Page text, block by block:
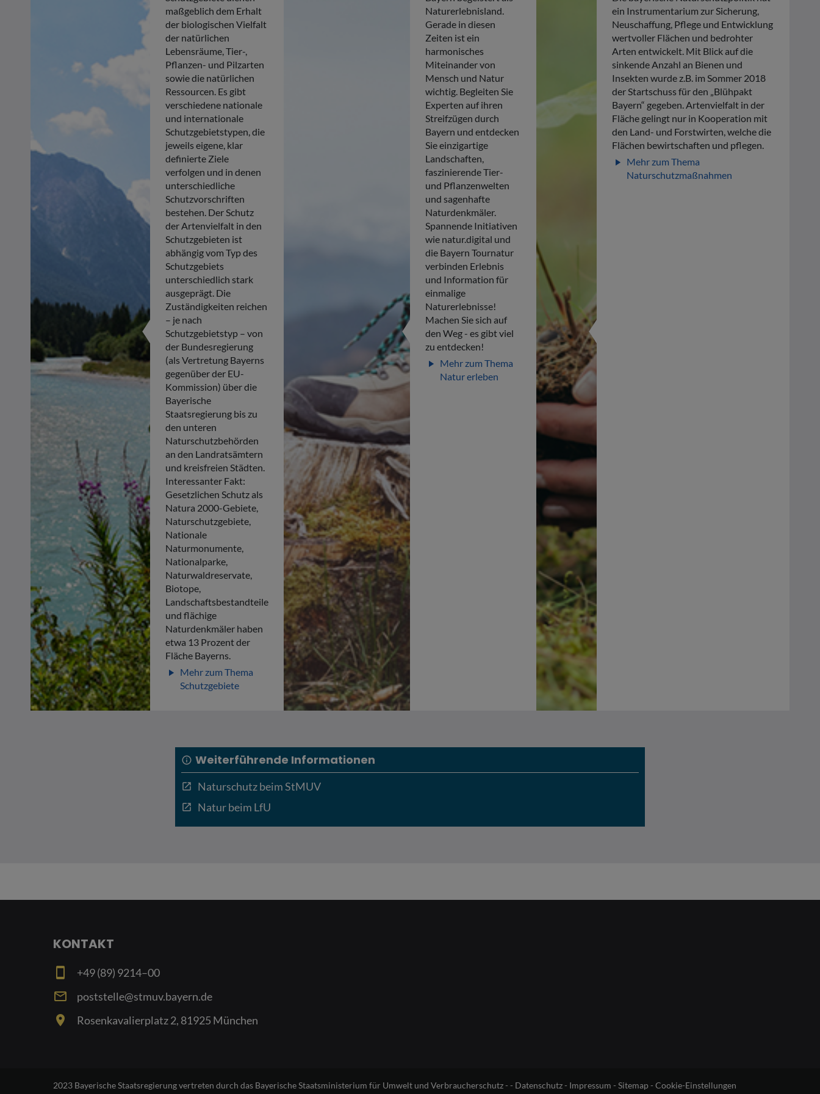
maßgeblich dem Erhalt
der biologischen Vielfalt
der natürlichen
Lebensräume, Tier-,
Pflanzen- und Pilzarten
sowie die natürlichen
Ressourcen. Es gibt
verschiedene nationale
und internationale
Schutzgebietstypen, die
jeweils eigene, klar
definierte Ziele
verfolgen und in denen
unterschiedliche
Schutzvorschriften
bestehen. Der Schutz
der Artenvielfalt in den
Schutzgebieten ist
abhängig vom Typ des
Schutzgebiets
unterschiedlich stark
ausgeprägt. Die
Zuständigkeiten reichen
– je nach
Schutzgebietstyp – von
der Bundesregierung
(als Vertretung Bayerns
gegenüber der EU-
Kommission) über die
Bayerische
Staatsregierung bis zu
den unteren
Naturschutzbehörden
an den Landratsämtern
und kreisfreien Städten.
Interessanter Fakt:
Gesetzlichen Schutz als
Natura 2000-Gebiete,
Naturschutzgebiete,
Nationale
Naturmonumente,
Nationalparke,
Naturwaldreservate,
Biotope,
Landschaftsbestandteile
und flächige
Naturdenkmäler haben
etwa 13 Prozent der
Fläche Bayerns.
play_arrow
Mehr zum Thema
Schutzgebiete
Naturerlebnisland.
Gerade in diesen
Zeiten ist ein
harmonisches
Miteinander von
Mensch und Natur
wichtig. Begleiten Sie
Experten auf ihren
Streifzügen durch
Bayern und entdecken
Sie einzigartige
Landschaften,
faszinierende Tier-
und Pflanzenwelten
und sagenhafte
Naturdenkmäler.
Spannende Initiativen
wie natur.digital und
die Bayern Tournatur
verbinden Erlebnis
und Information für
einmalige
Naturerlebnisse!
Machen Sie sich auf
den Weg - es gibt viel
zu entdecken!
play_arrow
Mehr zum Thema
Natur erleben
ein Instrumentarium zur Sicherung,
Neuschaffung, Pflege und Entwicklung
wertvoller Flächen und bedrohter
Arten entwickelt. Mit Blick auf die
sinkende Anzahl an Bienen und
Insekten wurde z.B. im Sommer 2018
der Startschuss für den „Blühpakt
Bayern“ gegeben. Artenvielfalt in der
Fläche gelingt nur in Kooperation mit
den Land- und Forstwirten, welche die
Flächen bewirtschaften und pflegen.
play_arrow
Mehr zum Thema
Naturschutzmaßnahmen
info Weiterführende Informationen
open_in_new Naturschutz beim StMUV
open_in_new Natur beim LfU
KONTAKT
smartphone +49 (89) 9214–00
email poststelle@stmuv.bayern.de
place Rosenkavalierplatz 2, 81925 München
2023 Bayerische Staatsregierung vertreten durch das Bayerische Staatsministerium für Umwelt und Verbraucherschutz - - Datenschutz- Impressum - Sitemap- Cookie-Einstellungen